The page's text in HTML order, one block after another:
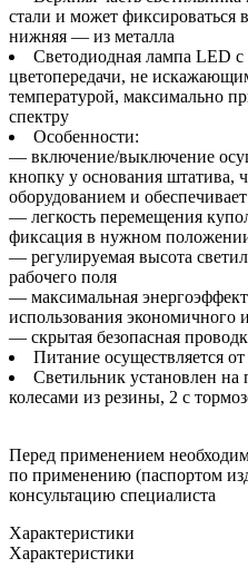
стали и может
нижняя — из металла
Светодиодная лампа LED
цветопередачи, не
температурой, максимально
спектру
Особенности:
— включение/выключение
кнопку у основания штатива,
оборудованием и
— легкость перемещения
фиксация в нужном
— регулируемая высота
рабочего поля
— максимальная
использования экономичного
— скрытая безопасная
Питание осуществляется
Светильник установлен на
колесами из резины, 2 с
Перед применением
по применению (паспортом
консультацию специалиста
Характеристики
Характеристики